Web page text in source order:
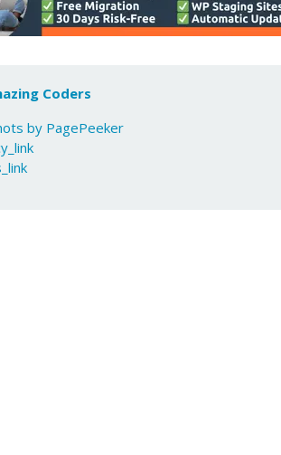
Coders
by PagePeeker